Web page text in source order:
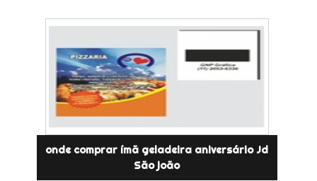
onde comprar ímã geladeira aniversário Jd
São joão